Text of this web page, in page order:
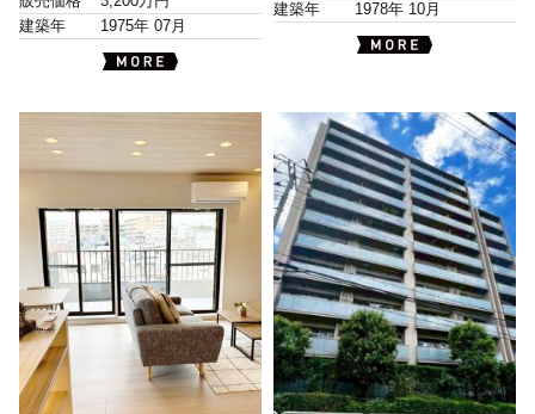
建築年
1975年 07月
建築年
1978年 10月